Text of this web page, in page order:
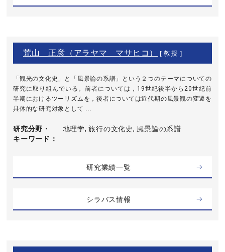
荒山 正彦（アラヤマ マサヒコ） [ 教授 ]
「観光の文化史」と「風景論の系譜」という２つのテーマについての
研究に取り組んでいる。前者については，19世紀後半から20世紀前
半期におけるツーリズムを，後者については近代期の風景観の変遷を
具体的な研究対象として ...
研究分野・
キーワード
地理学, 旅行の文化史, 風景論の系譜
研究業績一覧
シラバス情報